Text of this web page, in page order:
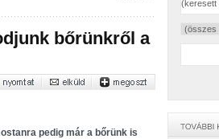
bőrünkről a
pedig már a bőrünk is